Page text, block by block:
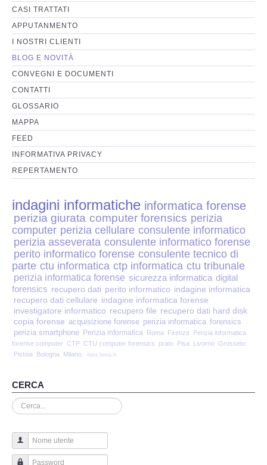
Perizia Fonica e Trascrizioni
Perizia su Social Network
Perizia Web Reputation
Perizia Host e Mainframe
Perizia Contratti ICT
Perizia Disp. Elettronici
Perizia Stalking
Perizia Cyber Bullismo
Incarichi CTU e CTP
Perizia Centralini PBX e VOIP
Perizia Estimo
Perizia Documento informatico
Perizia Cloud
Perizia E-mail
Perizia Truffa Banca e Online
CASI TRATTATI
APPUTANMENTO
I NOSTRI CLIENTI
BLOG E NOVITÀ
CONVEGNI E DOCUMENTI
CONTATTI
GLOSSARIO
MAPPA
FEED
INFORMATIVA PRIVACY
REPERTAMENTO
indagini informatiche informatica forense
perizia giurata computer forensics perizia
computer perizia cellulare consulente informatico
perizia asseverata consulente informatico forense
perito informatico forense consulente tecnico di
parte ctu informatica ctp informatica ctu tribunale
perizia informatica forense sicurezza informatica digital
forensics recupero dati perito informatico indagine informatica
recupero dati cellulare indagine informatica forense
investigatore informatico recupero file recupero dati hard disk
copia forense acquisizione forense perizia informatica forensics
perizia smartphone Perizia informatica Roma Firenze Perizia informatica
forense computer CTP CTU computer forensics prato Pisa Livorno Grosseto
Pistoia
Bologna Milano. data breach
CERCA
Cerca...
Nome utente